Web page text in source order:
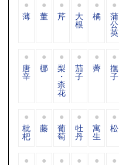
薄 董 芹 大
根
橘 蒲
公
英
唐
辛
梛 梨
・
柰
花
茄
子
薺 撫
子
枇
杷
藤 葡
萄
牡
丹
寓
生
松